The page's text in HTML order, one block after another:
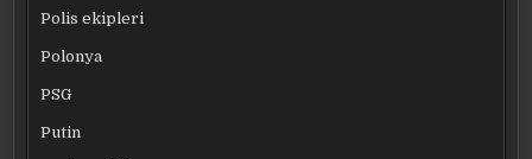
Polis ekipleri
Polonya
PSG
Putin